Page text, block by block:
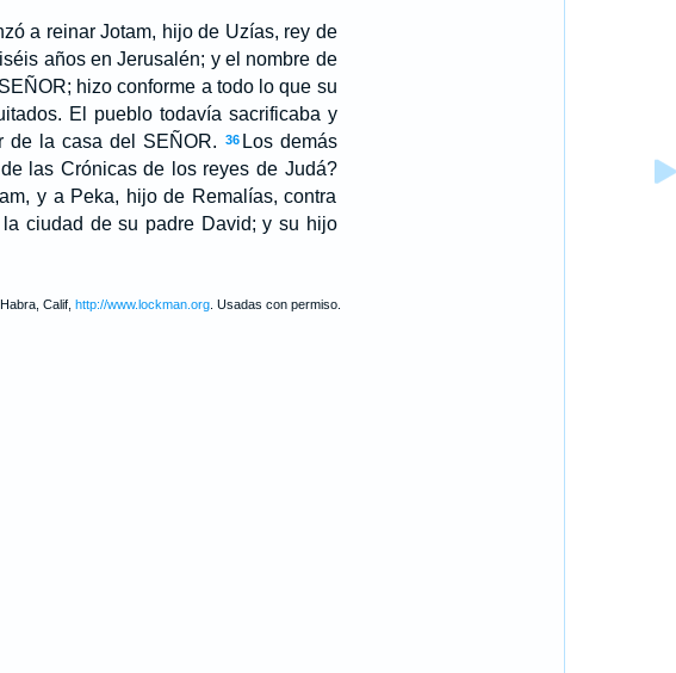
a reinar Jotam, hijo de Uzías, rey de
años en Jerusalén; y el nombre de
hizo conforme a todo lo que su
El pueblo todavía sacrificaba y
de la casa del SEÑOR.
36 Los demás
las Crónicas de los reyes de Judá?
y a Peka, hijo de Remalías, contra
ciudad de su padre David; y su hijo
Calif, http://www.lockman.org. Usadas con permiso.